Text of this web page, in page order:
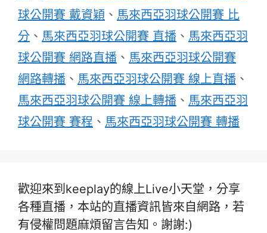
球公開賽 戴資穎 、 馬來西亞羽球公開賽 比
分 、 馬來西亞羽球公開賽 直播 、 馬來西亞羽
球公開賽 網路直播 、 馬來西亞羽球公開賽
網路轉播 、 馬來西亞羽球公開賽 線上直播 、
馬來西亞羽球公開賽 線上轉播 、 馬來西亞羽
球公開賽 賽程 、 馬來西亞羽球公開賽 轉播
歡迎來到keeplay的線上Live小天堂，分享
各種直播，本站的直播資訊皆來自網路，若
有侵權問題麻煩留言告知。謝謝:)